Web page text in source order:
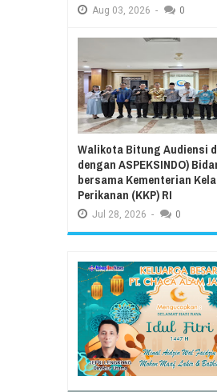
Aug 03, 2026 - 0
Walikota Bitung Audiensi
dengan ASPEKSINDO)
bersama Kementerian
Perikanan (KKP) RI
Jul 28, 2026 - 0